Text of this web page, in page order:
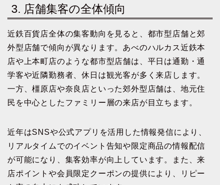
3. 店舗集客の全体傾向
近鉄百貨店全体の集客動向を見ると、都市型店舗と郊
外型店舗で傾向が異なります。あべのハルカス近鉄本
店や上本町店のような都市型店舗は、平日は通勤・通
学客や近隣勤務者、休日は観光客が多く来店します。
一方、橿原店や奈良店といった郊外型店舗は、地元住
民を中心としたファミリー層の来店が目立ちます。
近年はSNSや公式アプリを活用した情報発信により、
リアルタイムでのイベント告知や限定商品の情報配信
が可能になり、集客効率が向上しています。また、来
店ポイントや会員限定クーポンの提供により、リピー